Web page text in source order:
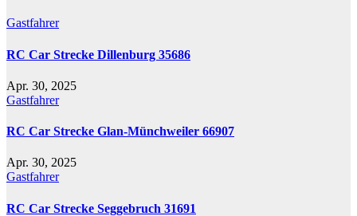
Gastfahrer
RC Car Strecke Dillenburg 35686
Apr. 30, 2025
Gastfahrer
RC Car Strecke Glan-Münchweiler 66907
Apr. 30, 2025
Gastfahrer
RC Car Strecke Seggebruch 31691